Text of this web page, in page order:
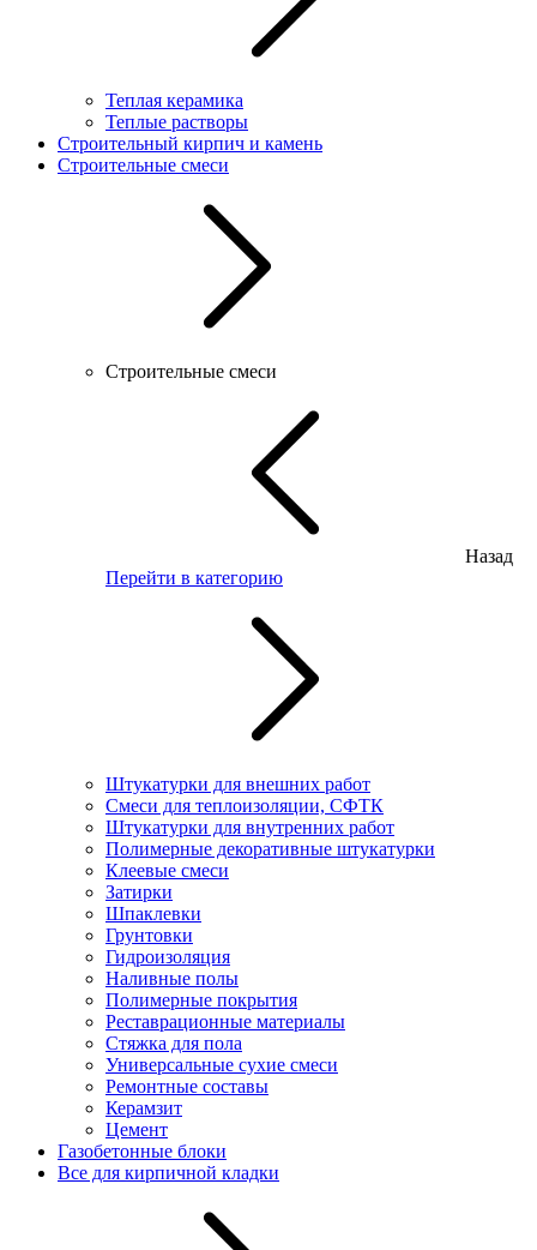
Теплая керамика
Теплые растворы
Строительный кирпич и камень
Строительные смеси
Строительные смеси
Назад
Перейти в категорию
Штукатурки для внешних работ
Смеси для теплоизоляции, СФТК
Штукатурки для внутренних работ
Полимерные декоративные штукатурки
Клеевые смеси
Затирки
Шпаклевки
Грунтовки
Гидроизоляция
Наливные полы
Полимерные покрытия
Реставрационные материалы
Стяжка для пола
Универсальные сухие смеси
Ремонтные составы
Керамзит
Цемент
Газобетонные блоки
Все для кирпичной кладки